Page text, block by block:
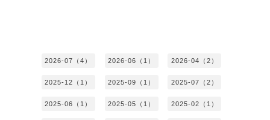
2026-07（4） 2026-06（1） 2026-04（2）
2025-12（1） 2025-09（1） 2025-07（2）
2025-06（1） 2025-05（1） 2025-02（1）